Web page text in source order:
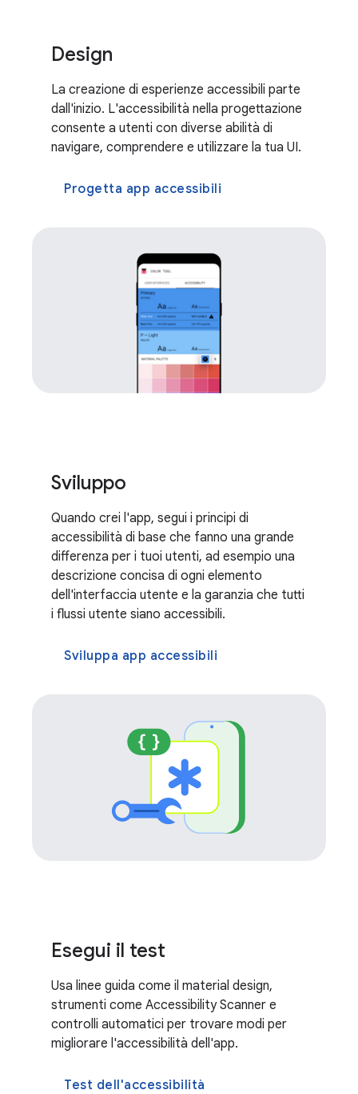
Design
La creazione di esperienze accessibili parte
dall'inizio. L'accessibilità nella progettazione
consente a utenti con diverse abilità di
navigare, comprendere e utilizzare la tua UI.
Progetta app accessibili
Sviluppo
Quando crei l'app, segui i principi di
accessibilità di base che fanno una grande
differenza per i tuoi utenti, ad esempio una
descrizione concisa di ogni elemento
dell'interfaccia utente e la garanzia che tutti
i flussi utente siano accessibili.
Sviluppa app accessibili
Esegui il test
Usa linee guida come il material design,
strumenti come Accessibility Scanner e
controlli automatici per trovare modi per
migliorare l'accessibilità dell'app.
Test dell'accessibilità